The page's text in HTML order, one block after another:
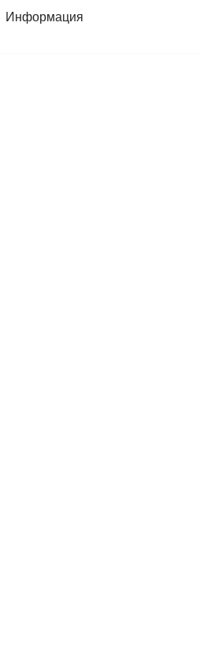
Информация